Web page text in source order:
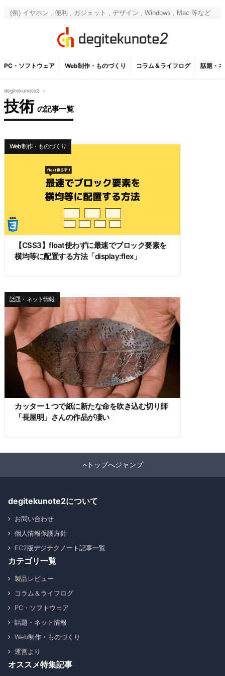
PC・ソフトウェア Web制作・ものづくり コラム＆ライフログ 話題・
degitekunote2 >
技術 の記事一覧
【CSS3】float使わずに最速でブロック要素を
横均等に配置する方法「display:flex」
Web制作・ものづくり
カッター１つで紙に新たな命を吹き込む切り師
「長屋明」さんの作品が凄い
話題・ネット情報
トップへジャンプ
degitekunote2について
お問い合わせ
個人情報保護方針
FC2版デジテクノート記事一覧
カテゴリ一覧
製品レビュー
コラム＆ライフログ
PC・ソフトウェア
話題・ネット情報
Web制作・ものづくり
運営より
オススメ特集記事